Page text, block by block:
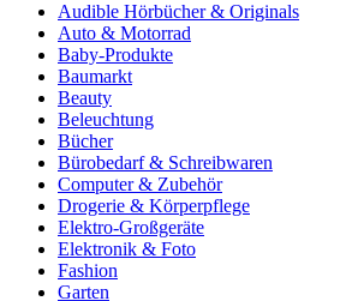
Audible Hörbücher & Originals
Auto & Motorrad
Baby-Produkte
Baumarkt
Beauty
Beleuchtung
Bücher
Bürobedarf & Schreibwaren
Computer & Zubehör
Drogerie & Körperpflege
Elektro-Großgeräte
Elektronik & Foto
Fashion
Garten